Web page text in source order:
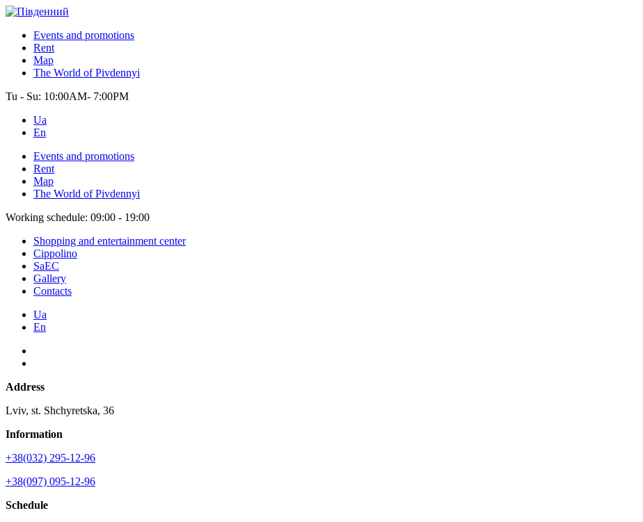
Events and promotions
Rent
Map
The World of Pivdennyi
Tu - Su: 10:00AM- 7:00PM
Ua
En
Events and promotions
Rent
Map
The World of Pivdennyi
Working schedule: 09:00 - 19:00
Shopping and entertainment center
Cippolino
SaEC
Gallery
Contacts
Ua
En
Address
Lviv, st. Shchyretska, 36
Information
+38(032) 295-12-96
+38(097) 095-12-96
Schedule